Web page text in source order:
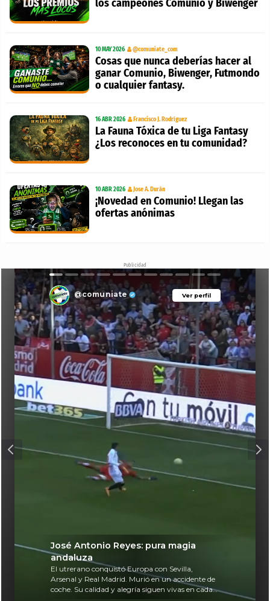
los campeones Comunio y Biwenger
10 MAY 2026 @comuniate_com
Cosas que nunca deberías hacer al
ganar Comunio, Biwenger, Futmondo
o cualquier fantasy.
16 ABR 2026 Francisco J. Rodríguez
La Fauna Tóxica de tu Liga Fantasy
¿Los reconoces en tu comunidad?
10 ABR 2026 Jose A. Durán
¡Novedad en Comunio! Llegan las
ofertas anónimas
Publicidad
Ver perfil
@comuniate Ver perfil
José Antonio Reyes: pura magia
andaluza
El utrerano conquistó Europa con Sevilla,
Arsenal y Real Madrid. Murió en un accidente de
coche. Su calidad y alegría siguen vivas en cada